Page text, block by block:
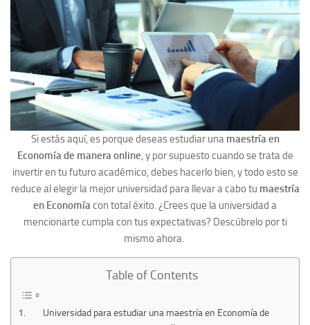
Si estás aquí, es porque deseas estudiar unamaestría en
Economía de manera online, y por supuesto cuando se trata de
invertir en tu futuro académico, debes hacerlo bien, y todo esto se
reduce al elegir la mejor universidad para llevar a cabo tu maestría
en Economíacon total éxito. ¿Crees que la universidad a
mencionarte cumpla con tus expectativas? Descúbrelo por ti
mismo ahora.
Table of Contents
Universidad para estudiar una maestría en Economía de